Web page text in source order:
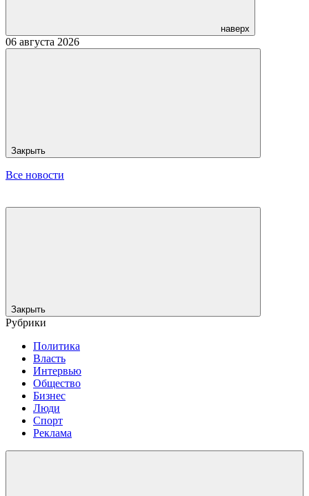
наверх
06 августа 2026
Закрыть
Все новости
Закрыть
Рубрики
Политика
Власть
Интервью
Общество
Бизнес
Люди
Спорт
Реклама